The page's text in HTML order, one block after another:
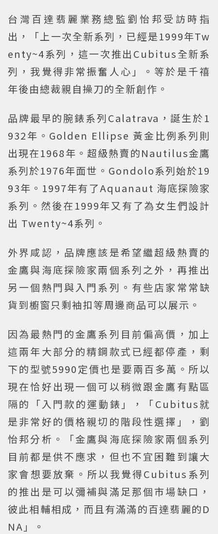
台灣百達翡麗業務總監劉怡邦受訪時指
出，「上一次全新系列，已經是1999年Tw
enty~4系列，這一次推出Cubitus全新系
列，我覺得非常振奮人心」。等於是千禧
年後由總裁親自操刀的全新創作。
品牌最早的腕錶系列Calatrava，誕生於1
932年。Golden Ellipse 黃金比例系列則
出現在1968年。超級熱賣的Nautilus金鷹
系列於1976年面世。Gondolo系列始於19
93年。1997年有了Aquanaut 海底探險家
系列。然後在1999年又有了為女生們設計
出 Twenty~4系列。
外界咸認，品牌應該是希望繼超級熱賣的
金鷹與海底探險家兩個系列之外，再推出
另一個熱門與入門系列。有些店家常常缺
貨到櫥窗只剩袖扣等周邊商品可以展示。
因為最熱門的金鷹系列目前偏高價，加上
這兩年大部分的精鋼款式已經都停產，剩
下的型號5990定價也是要兩百多萬。所以
現在恰好出現一個可以稍微跟金鷹有點區
隔的「入門款的運動錶」，「Cubitus就
是非常好的價格親切的階段性選擇」，劉
怡邦分析。「金鷹與海底探險家兩個系列
目前都是供不應求，但也不宜困難到讓大
家會想要放棄。所以我覺得Cubitus系列
的推出是可以彌補與滿足那個市場缺口，
彼此相輔相成，而且有滿滿的百達翡麗的D
NA」。